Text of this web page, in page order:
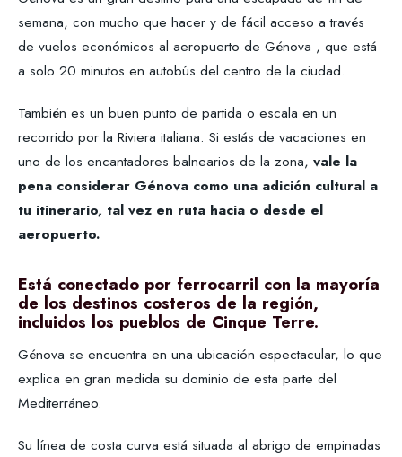
semana, con mucho que hacer y de fácil acceso a través
de vuelos económicos al aeropuerto de Génova , que está
a solo 20 minutos en autobús del centro de la ciudad.
También es un buen punto de partida o escala en un
recorrido por la Riviera italiana. Si estás de vacaciones en
uno de los encantadores balnearios de la zona, vale la
pena considerar Génova como una adición cultural a
tu itinerario, tal vez en ruta hacia o desde el
aeropuerto.
Está conectado por ferrocarril con la mayoría
de los destinos costeros de la región,
incluidos los pueblos de Cinque Terre.
Génova se encuentra en una ubicación espectacular, lo que
explica en gran medida su dominio de esta parte del
Mediterráneo.
Su línea de costa curva está situada al abrigo de empinadas